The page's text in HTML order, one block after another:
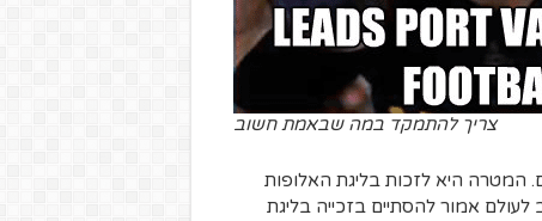
צריך להתמקד במה שבאמת חשוב
המטרה היא לזכות בליגת האלופות
אמור להסתיים בזכייה בליגת